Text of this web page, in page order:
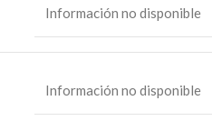
Información no disponible
Información no disponible